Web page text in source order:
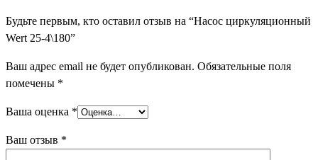
Будьте первым, кто оставил отзыв на “Насос циркуляционный
Wert 25-4\180”
Ваш адрес email не будет опубликован. Обязательные поля
помечены *
Ваша оценка *
Ваш отзыв *